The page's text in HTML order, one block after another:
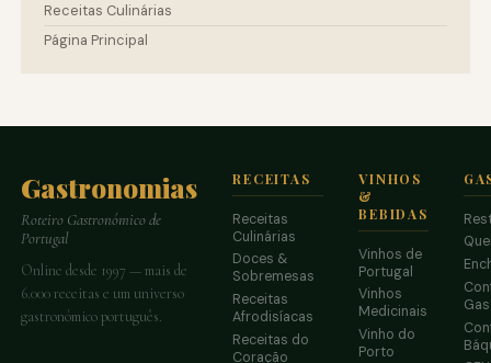
Receitas Culinárias
Página Principal
Gastronomias
Roteiro Gastronómico de
Portugal
Online desde 1997 — mais de
6.000 receitas e um universo
gastronómico português.
RECEITAS
Receitas
Culinárias
Doces &
Sobremesas
Receitas
Afrodisíacas
Receitas do
Coração
VINHOS
&
BEBIDAS
Vinhos de
Portugal
Vinhos
Medicinais
Vinho do
Porto